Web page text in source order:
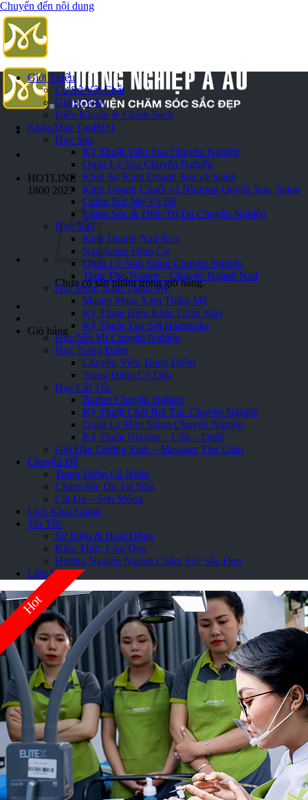
Chuyển đến nội dung
HOTLINE
1800 2027
Chưa có sản phẩm trong giỏ hàng.
Giỏ hàng
Giới Thiệu
Cơ Sở Vật Chất
Giảng Viên
Điều Khoản & Chính Sách
Khóa Đào TạoHOT
Học Spa
Kỹ Thuật Viên Spa Chuyên Nghiệp
Quản Lý Spa Chuyên Nghiệp
Khởi Sự Kinh Doanh Spa và Salon
Kinh Doanh Chuỗi và Nhượng Quyền Spa, Salon
Chăm Sóc Mẹ Và Bé
Chăm Sóc & Điều Trị Da Chuyên Nghiệp
Học Nail
Kinh Doanh Nail Box
Nail Salon Định Cư
Quản Lý Nail Salon Chuyên Nghiệp
Train The Trainer – Chuyên Ngành Nail
Học Phun Xăm Thẩm Mỹ
Master Phun Xăm Thẩm Mỹ
Kỹ Thuật Điêu Khắc Chân Mày
Kỹ Thuật Tạo Sợi Hairstroke
Học Nối Mi Chuyên Nghiệp
Học Trang Điểm
Chuyên Viên Trang Điểm
Trang Điểm Cô Dâu
Học Cắt Tóc
Barber Chuyên Nghiệp
Kỹ Thuật Chải Bới Tóc Chuyên Nghiệp
Quản Lý Hair Salon Chuyên Nghiệp
Kỹ Thuật Nhuộm – Uốn – Duỗi
Gội Đầu Dưỡng Sinh – Massage Thư Giãn
Chuyên Đề
Trang Điểm Cá Nhân
Chăm Sóc Da Tại Nhà
Cắt Da – Sơn Móng
Lịch Khai Giảng
Tin Tức
Sự Kiện & Hoạt Động
Kiến Thức Làm Đẹp
Hướng Nghiệp Ngành Chăm Sóc Sắc Đẹp
Liên Hệ
Hot